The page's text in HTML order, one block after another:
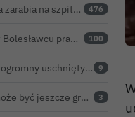
Spółka ludzi ze szpitala zarabia na szpitalu w Bolesławcu. Kwoty pozostają tajne 476
NFZ żąda od szpitala w Bolesławcu prawie 5,9 mln zł. Potężny cios po kontroli rozliczeń 100
Mieszkaniec alarmuje: ogromny uschnięty konar od miesięcy zagraża ludziom w Bolesławcu. Konar wycięty 9
Wczoraj padało, dziś może być jeszcze groźniej. Jest nowy alert IMGW 3